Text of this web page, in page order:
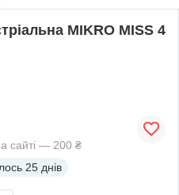
MIKRO MISS 4
сайті — 200 ₴
25 днів